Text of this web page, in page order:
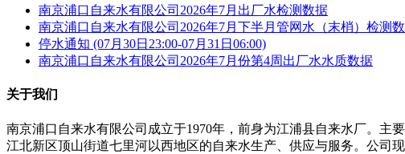
南京浦口自来水有限公司2026年7月出厂水检测数据
南京浦口自来水有限公司2026年7月下半月管网水（末梢）检测
停水通知 (07月30日23:00-07月31日06:00)
南京浦口自来水有限公司2026年7月份第4周出厂水水质数据
关于我们
南京浦口自来水有限公司成立于1970年，前身为江浦县自来水厂。主
江北新区顶山街道七里河以西地区的自来水生产、供应与服务。公司